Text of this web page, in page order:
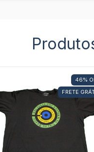
46%
FRETE